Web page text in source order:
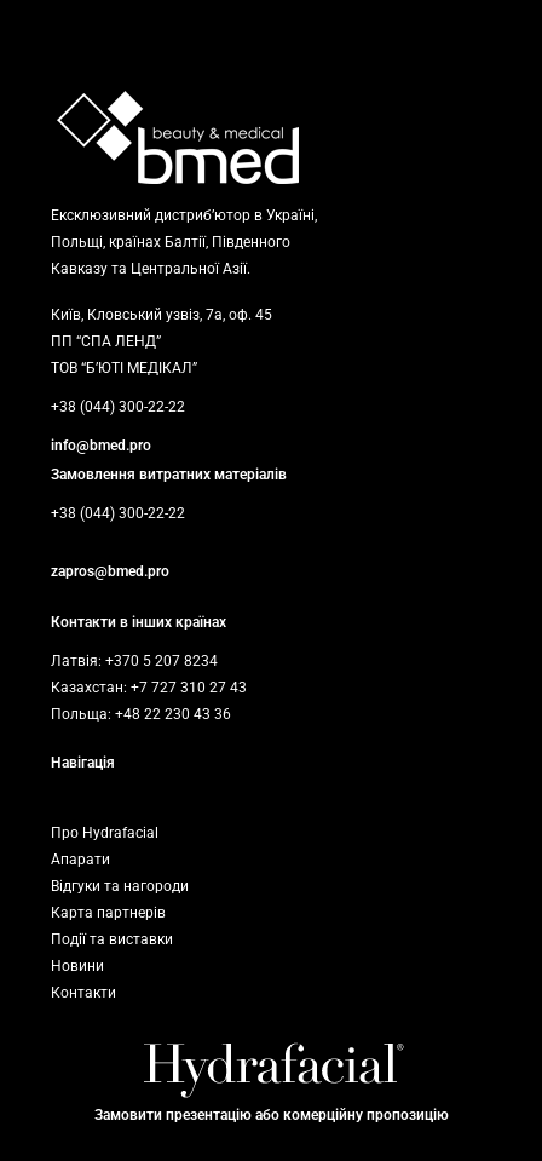
Ексклюзивний дистриб’ютор в Україні,
Польщі, країнах Балтії, Південного
Кавказу та Центральної Азії.
Київ, Кловський узвіз, 7а, оф. 45
ПП “СПА ЛЕНД”
ТОВ “Б’ЮТІ МЕДІКАЛ”
+38 (044) 300-22-22
info@bmed.pro
Замовлення витратних матеріалів
+38 (044) 300-22-22
zapros@bmed.pro
Контакти в інших країнах
Латвія: +370 5 207 8234
Казахстан: +7 727 310 27 43
Польща: +48 22 230 43 36
Навігація
Про Hydrafacial
Апарати
Відгуки та нагороди
Карта партнерів
Події та виставки
Новини
Контакти
Замовити презентацію або комерційну пропозицію